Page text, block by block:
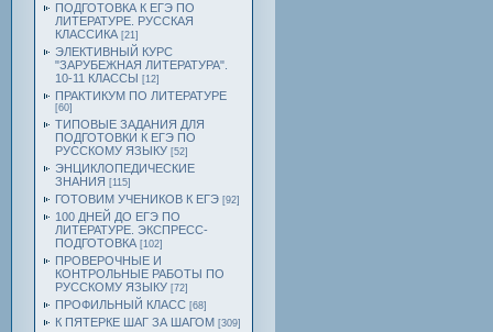
ПОДГОТОВКА К ЕГЭ ПО
ЛИТЕРАТУРЕ. РУССКАЯ
КЛАССИКА [21]
ЭЛЕКТИВНЫЙ КУРС
"ЗАРУБЕЖНАЯ ЛИТЕРАТУРА".
10-11 КЛАССЫ [12]
ПРАКТИКУМ ПО ЛИТЕРАТУРЕ
[60]
ТИПОВЫЕ ЗАДАНИЯ ДЛЯ
ПОДГОТОВКИ К ЕГЭ ПО
РУССКОМУ ЯЗЫКУ [52]
ЭНЦИКЛОПЕДИЧЕСКИЕ
ЗНАНИЯ [115]
ГОТОВИМ УЧЕНИКОВ К ЕГЭ [92]
100 ДНЕЙ ДО ЕГЭ ПО
ЛИТЕРАТУРЕ. ЭКСПРЕСС-
ПОДГОТОВКА [102]
ПРОВЕРОЧНЫЕ И
КОНТРОЛЬНЫЕ РАБОТЫ ПО
РУССКОМУ ЯЗЫКУ [72]
ПРОФИЛЬНЫЙ КЛАСС [68]
К ПЯТЕРКЕ ШАГ ЗА ШАГОМ [309]